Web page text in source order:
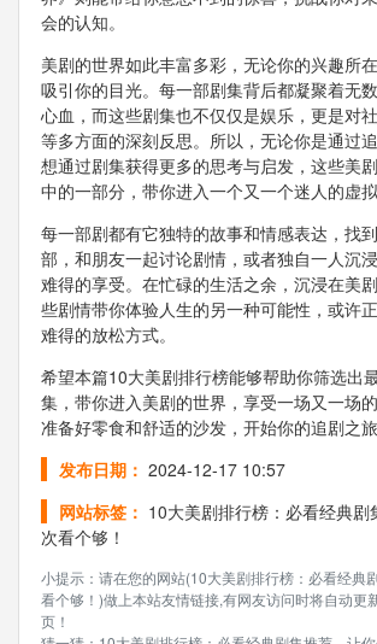
会的认知。
美剧的世界如此丰富多彩，无论你的兴趣所
吸引你的目光。每一部剧集背后都凝聚着无
心血，而这些剧集也不仅仅是娱乐，更是对
等多方面的深刻反思。所以，无论你是通过
想通过剧集获得更多的思考与启发，这些美
中的一部分，带你进入一个又一个迷人的虚拟
每一部剧都有它独特的故事和情感表达，找
部，和朋友一起讨论剧情，或者独自一人沉
难得的享受。在忙碌的生活之余，沉浸在美
些剧情带你体验人生的另一种可能性，或许
难得的放松方式。
希望本篇10大美剧排行榜能够帮助你筛选出
集，带你进入美剧的世界，享受一场又一场
准备好零食和舒适的沙发，开始你的追剧之旅
发布日期： 2024-12-17 10:57
网站标签： 10大美剧排行榜：必看经典剧
次看个够！
小提示：请在您的网站(10大美剧排行榜：必看经典
看个够！)做上本站友情链接,有网友访问时将自动更
页！